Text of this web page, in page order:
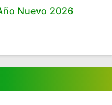
Nuevo 2026